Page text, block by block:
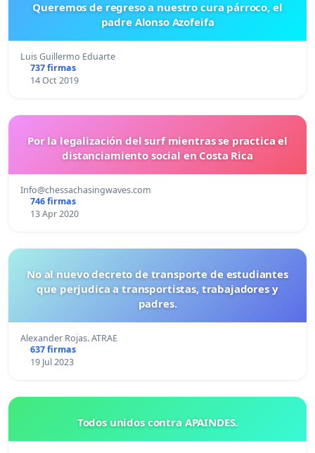
Queremos de regreso a nuestro cura párroco, el
padre Alonso Azofeifa
Luis Guillermo Eduarte
737 firmas
14 Oct 2019
Por la legalización del surf mientras se practica el
distanciamiento social en Costa Rica
Info@chessachasingwaves.com
746 firmas
13 Apr 2020
No al nuevo decreto de transporte de estudiantes
que perjudica a transportistas, trabajadores y
padres.
Alexander Rojas. ATRAE
637 firmas
19 Jul 2023
Todos unidos contra APAINDES.